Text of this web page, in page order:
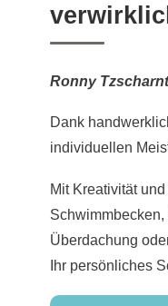
Ronny
Dank
individuellen
Mit Kreativität
Überdachung
Ihr persönliches